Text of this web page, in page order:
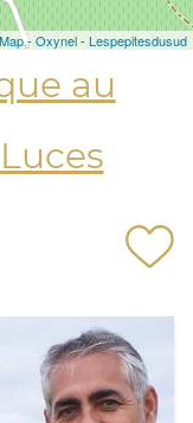
-Oxynel- Lespepitesdusud
au